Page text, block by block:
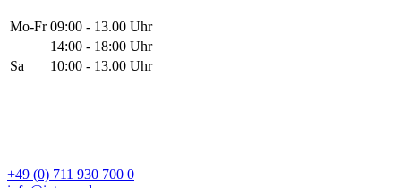
Mo-Fr 09:00 - 13.00 Uhr
14:00 - 18:00 Uhr
Sa
10:00 - 13.00 Uhr
+49 (0) 711 930 700 0